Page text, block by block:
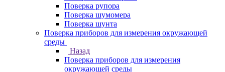
Поверка рупора
Поверка шумомера
Поверка шунта
Поверка приборов для измерения окружающей
среды
Назад
Поверка приборов для измерения
окружающей среды